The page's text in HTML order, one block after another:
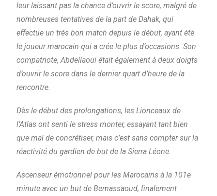
leur laissant pas la chance d’ouvrir le score, malgré de
nombreuses tentatives de la part de Dahak, qui
effectue un très bon match depuis le début, ayant été
le joueur marocain qui a crée le plus d’occasions. Son
compatriote, Abdellaoui était également à deux doigts
d’ouvrir le score dans le dernier quart d’heure de la
rencontre.
Dès le début des prolongations, les Lionceaux de
l’Atlas ont senti le stress monter, essayant tant bien
que mal de concrétiser, mais c’est sans compter sur la
réactivité du gardien de but de la Sierra Léone.
Ascenseur émotionnel pour les Marocains à la 101e
minute avec un but de Bemassaoud, finalement